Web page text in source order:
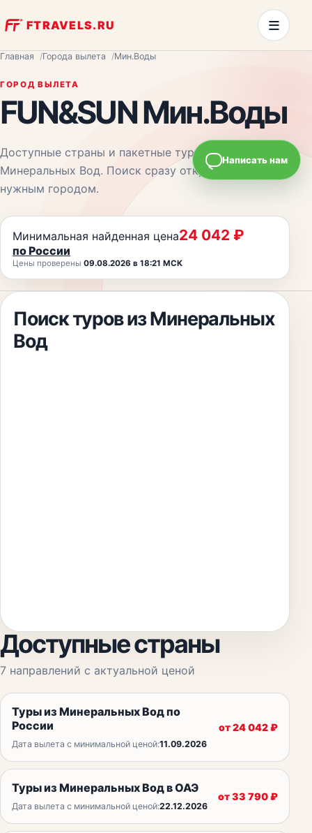
FTRAVELS.RU ≡
Главная Города вылета Мин.Воды
ГОРОД ВЫЛЕТА
FUN&SUNМин.Воды
Доступные страны и пакетные туры из
Минеральных Вод. Поиск сразу откроется с
нужным городом.
Минимальная найденная цена24 042 ₽
по России
Цены проверены 09.08.2026 в 18:21 МСК
Поиск туров изМинеральных
Вод
Доступные страны
7 направлений с актуальной ценой
Туры из Минеральных Вод по
России
Дата вылета с минимальной ценой:11.09.2026
от24 042₽
Туры из Минеральных Вод в ОАЭ
Дата вылета с минимальной ценой:22.12.2026
от33 790₽
Написать нам